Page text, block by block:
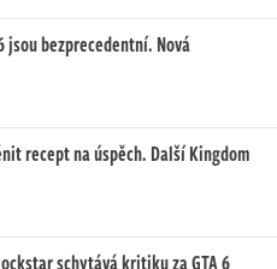
jsou bezprecedentní. Nová
recept na úspěch. Další Kingdom
schytává kritiku za GTA 6